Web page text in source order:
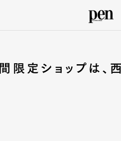
間限定ショップは